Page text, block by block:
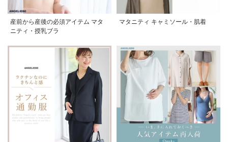
産前から産後の必須アイテム マタ
ニティ・授乳ブラ
マタニティ キャミソール・肌着